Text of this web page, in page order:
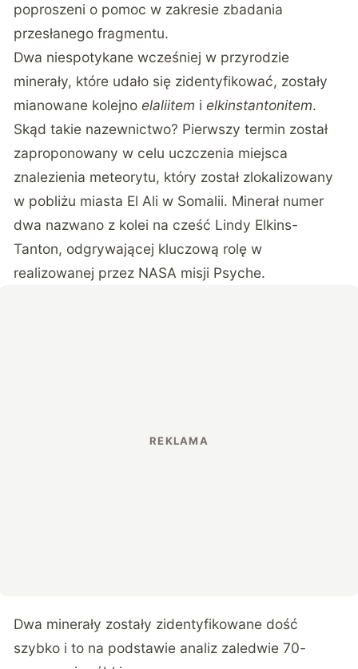
poproszeni o pomoc w zakresie zbadania
przesłanego fragmentu.
Dwa niespotykane wcześniej w przyrodzie
minerały, które udało się zidentyfikować, zostały
mianowane kolejnoelaliitem ielkinstantonitem.
Skąd takie nazewnictwo? Pierwszy termin został
zaproponowany w celu uczczenia miejsca
znalezienia meteorytu, który został zlokalizowany
w pobliżu miasta El Ali w Somalii. Minerał numer
dwa nazwano z kolei na cześć Lindy Elkins-
Tanton, odgrywającej kluczową rolę w
realizowanej przez NASA misji Psyche.
Dwa minerały zostały zidentyfikowane dość
szybko i to na podstawie analiz zaledwie 70-